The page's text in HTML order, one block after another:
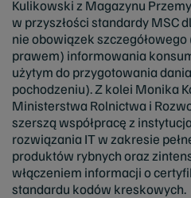
Kulikowski z Magazynu
w przyszłości standardy MSC
nie obowiązek
prawem) informowania
użytym do przygotowania
pochodzeniu). Z kolei Monika
Ministerstwa Rolnictwa i
szerszą współpracę z
rozwiązania IT w zakresie
produktów rybnych oraz
włączeniem informacji o
standardu kodów kreskowych.